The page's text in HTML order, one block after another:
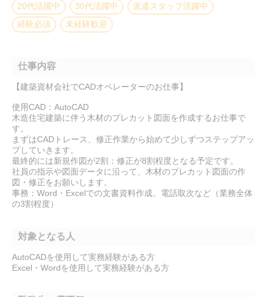
20代活躍中
30代活躍中
派遣スタッフ活躍中
経験必須
未経験歓迎
仕事内容
【建築資材会社でCADオペレーターのお仕事】
使用CAD：AutoCAD
木造住宅建築に伴う木材のプレカット図面を作成するお仕事で
す。
まずはCADトレース、修正作業から始めて少しずつステップアッ
プしていきます。
最終的には新規作図が2割：修正が8割程度となる予定です。
社員の指示や図面データに沿って、木材のプレカット図面の作
図・修正をお願いします。
事務：Word・Excelでの文書資料作成、電話取次など（業務全体
の3割程度）
対象となる人
AutoCADを使用して実務経験がある方
Excel・Wordを使用して実務経験がある方